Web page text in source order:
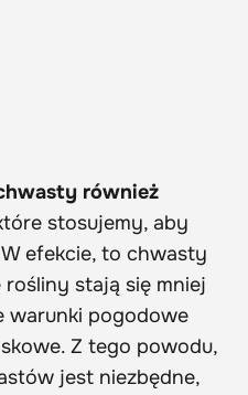
również
stosujemy, aby
efekcie, to chwasty
stają się mniej
warunki pogodowe
Z tego powodu,
jest niezbędne,